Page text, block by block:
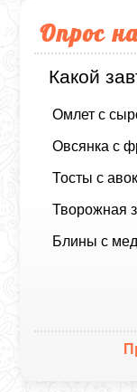
Опрос
Какой
Омлет с
Овсянка с
Тосты с
Творожная
Блины с